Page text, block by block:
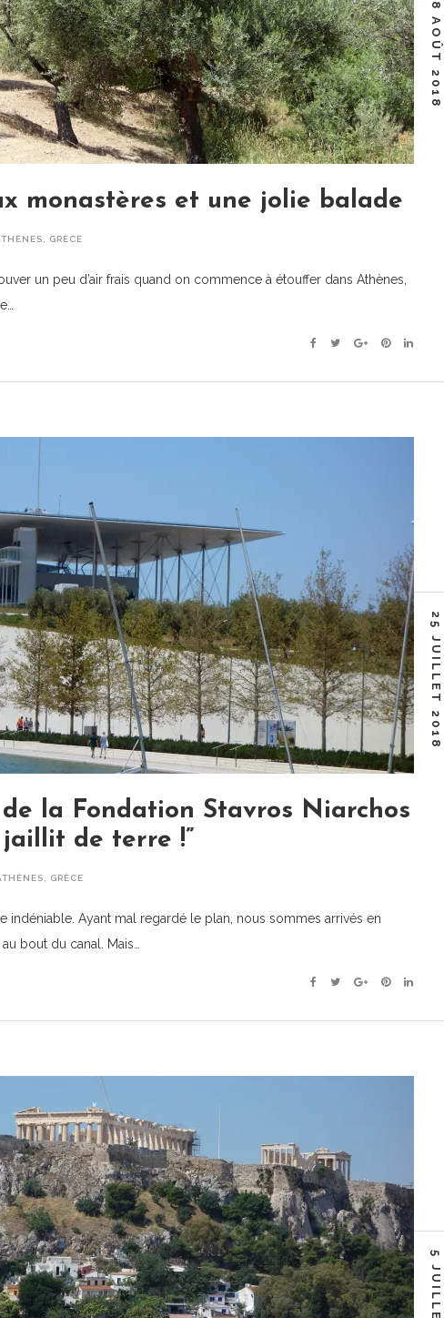
8 AOÛT 2018
monastères et une jolie balade
GRÈCE
un peu d’air frais quand on commence à étouffer dans Athènes,
Facebook
TwitterGoogle+PinterestLinkedin
25 JUILLET 2018
la Fondation Stavros Niarchos
de terre !”
GRÈCE
indéniable. Ayant mal regardé le plan, nous sommes arrivés en
bout du canal. Mais…
Facebook
TwitterGoogle+PinterestLinkedin